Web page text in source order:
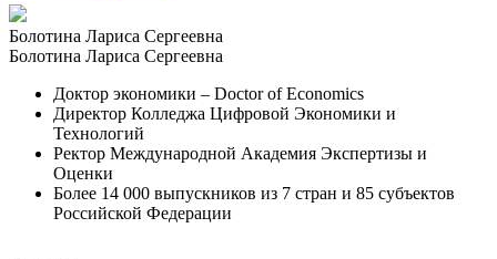
Болотина Лариса Сергеевна
Болотина Лариса Сергеевна
Доктор экономики – Doctor of Economics
Директор Колледжа Цифровой Экономики и
Технологий
Ректор Международной Академия Экспертизы и
Оценки
Более 14 000 выпускников из 7 стран и 85 субъектов
Российской Федерации